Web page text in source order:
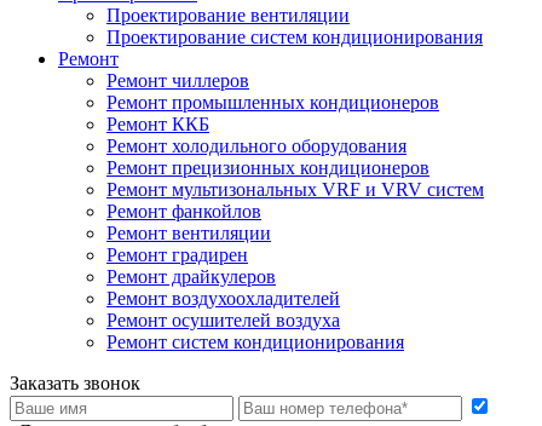
Проектирование вентиляции
Проектирование систем кондиционирования
Ремонт
Ремонт чиллеров
Ремонт промышленных кондиционеров
Ремонт ККБ
Ремонт холодильного оборудования
Ремонт прецизионных кондиционеров
Ремонт мультизональных VRF и VRV систем
Ремонт фанкойлов
Ремонт вентиляции
Ремонт градирен
Ремонт драйкулеров
Ремонт воздухоохладителей
Ремонт осушителей воздуха
Ремонт систем кондиционирования
Заказать звонок